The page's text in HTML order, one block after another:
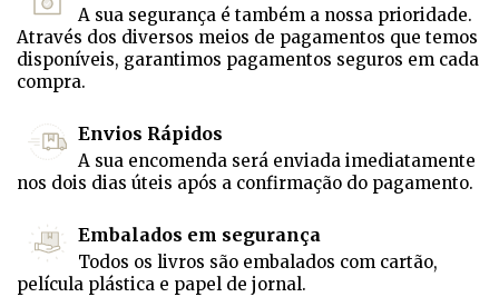
A sua segurança é também a nossa prioridade.
Através dos diversos meios de pagamentos que temos
disponíveis, garantimos pagamentos seguros em cada
compra.
Envios Rápidos
A sua encomenda será enviada imediatamente
nos dois dias úteis após a confirmação do pagamento.
Embalados em segurança
Todos os livros são embalados com cartão,
película plástica e papel de jornal.